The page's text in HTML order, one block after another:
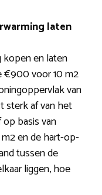
laten
kopen en laten
€900 voor 10 m2
van
sterk af van het
basis van
en de hart-op-
tussen de
liggen, hoe